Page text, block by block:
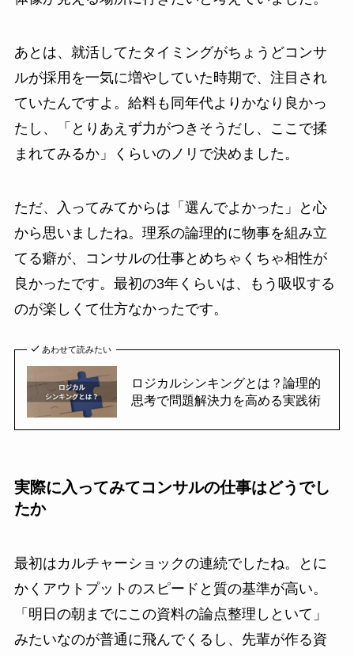
あとは、就活してたタイミングがちょうどコンサ
ルが採用を一気に増やしていた時期で、注目され
ていたんですよ。給料も同年代よりかなり良かっ
たし、「とりあえず力がつきそうだし、ここで揉
まれてみるか」くらいのノリで決めました。
ただ、入ってみてからは「選んでよかった」と心
から思いましたね。理系の論理的に物事を組み立
てる癖が、コンサルの仕事とめちゃくちゃ相性が
良かったです。最初の3年くらいは、もう吸収する
のが楽しくて仕方なかったです。
あわせて読みたい
ロジカルシンキングとは？論理的
思考で問題解決力を高める実践術
実際に入ってみてコンサルの仕事はどうでし
たか
最初はカルチャーショックの連続でしたね。とに
かくアウトプットのスピードと質の基準が高い。
「明日の朝までにこの資料の論点整理しといて」
みたいなのが普通に飛んでくるし、先輩が作る資